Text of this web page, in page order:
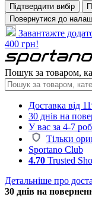
Підтвердити вибір
Повернутися до
Завантажте
400 грн!
Пошук за товаром,
Доставка від
30 днів на
У вас за 4-7
Тільки
Sportano Club
4.70 Trusted
Детальніше про
30 днів на